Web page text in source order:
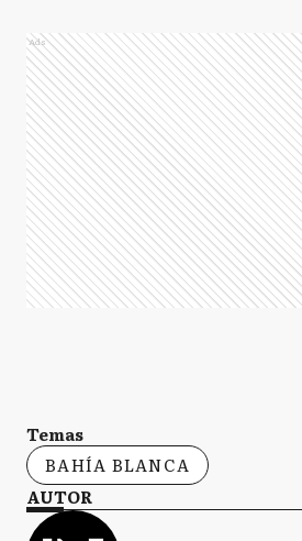
Ads
Temas
BAHÍA BLANCA
AUTOR